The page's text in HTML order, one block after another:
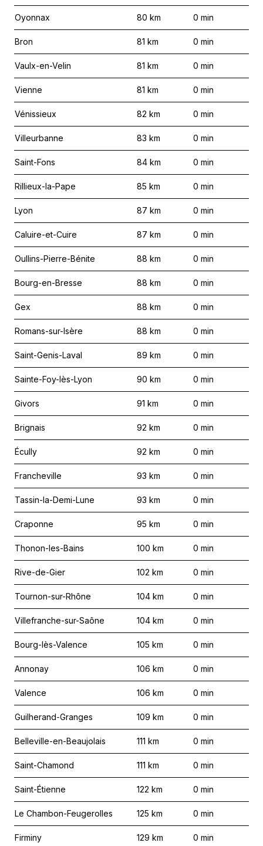
Oyonnax 80 km 0 min
Bron 81 km 0 min
Vaulx-en-Velin 81 km 0 min
Vienne 81 km 0 min
Vénissieux 82 km 0 min
Villeurbanne 83 km 0 min
Saint-Fons 84 km 0 min
Rillieux-la-Pape 85 km 0 min
Lyon 87 km 0 min
Caluire-et-Cuire 87 km 0 min
Oullins-Pierre-Bénite 88 km 0 min
Bourg-en-Bresse 88 km 0 min
Gex 88 km 0 min
Romans-sur-Isère 88 km 0 min
Saint-Genis-Laval 89 km 0 min
Sainte-Foy-lès-Lyon 90 km 0 min
Givors 91 km 0 min
Brignais 92 km 0 min
Écully 92 km 0 min
Francheville 93 km 0 min
Tassin-la-Demi-Lune 93 km 0 min
Craponne 95 km 0 min
Thonon-les-Bains 100 km 0 min
Rive-de-Gier 102 km 0 min
Tournon-sur-Rhône 104 km 0 min
Villefranche-sur-Saône 104 km 0 min
Bourg-lès-Valence 105 km 0 min
Annonay 106 km 0 min
Valence 106 km 0 min
Guilherand-Granges 109 km 0 min
Belleville-en-Beaujolais 111 km 0 min
Saint-Chamond 111 km 0 min
Saint-Étienne 122 km 0 min
Le Chambon-Feugerolles 125 km 0 min
Firminy 129 km 0 min